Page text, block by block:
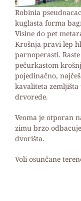
Robinia
kuglasta forma
Visine do pet
Krošnja pravi lep
parnoperasti.
pečurkastom
pojedinačno,
kavaliteta zemljišta
drvorede.
Veoma je otporan
zimu brzo
dvorišta.
Voli osunčane